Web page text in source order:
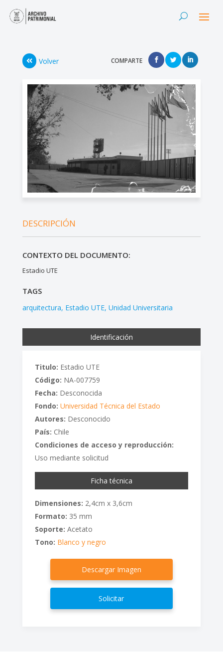
Volver COMPARTE
DESCRIPCIÓN
CONTEXTO DEL DOCUMENTO:
Estadio UTE
TAGS
arquitectura Estadio UTE Unidad Universitaria
Identificación
Titulo: Estadio UTE
Código: NA-007759
Fecha: Desconocida
Fondo: Universidad Técnica del Estado
Autores: Desconocido
País: Chile
Condiciones de acceso y reproducción:
Uso mediante solicitud
Ficha técnica
Dimensiones: 2,4cm x 3,6cm
Formato: 35 mm
Soporte: Acetato
Tono: Blanco y negro
Descargar Imagen
Solicitar